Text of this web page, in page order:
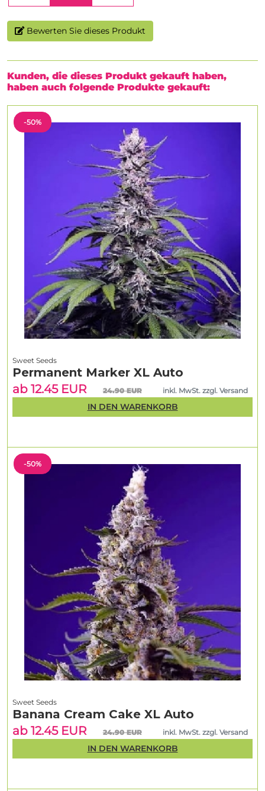
Bewerten Sie dieses Produkt
Kunden, die dieses Produkt gekauft haben,
haben auch folgende Produkte gekauft:
-50%
Sweet Seeds
Banana Cream Cake XL Auto
ab 12.45 EUR
24.90 EUR inkl. MwSt. zzgl. Versand
IN DEN WARENKORB
-50%
Sweet Seeds
Permanent Marker XL Auto
ab 12.45 EUR
24.90 EUR inkl. MwSt. zzgl. Versand
IN DEN WARENKORB